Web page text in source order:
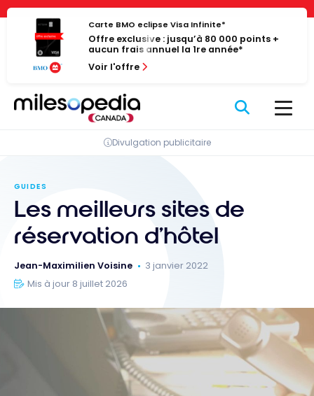
Panneau de gestion des cookies
Passer
contenu
Carte BMO eclipse Visa Infinite*
Offre exclusive : jusqu’à 80 000 points +
aucun frais annuel la 1re année*
Voir l'offre
Divulgation publicitaire
GUIDES
Les meilleurs sites de
réservation d’hôtel
Jean-Maximilien Voisine
3 janvier 2022
Mis à jour 8 juillet 2026